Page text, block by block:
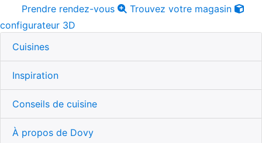
Prendre rendez-vous
Trouvez votre magasin
configurateur 3D
Cuisines
Inspiration
Conseils de cuisine
À propos de Dovy